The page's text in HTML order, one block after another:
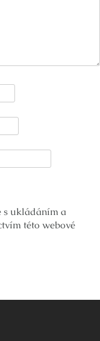
s ukládáním a
této webové